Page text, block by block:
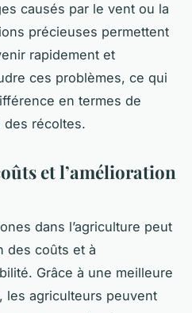
causés par le vent ou la
précieuses permettent
rapidement et
ces problèmes, ce qui
en termes de
des récoltes.
et l’amélioration
dans l’agriculture peut
des coûts et à
Grâce à une meilleure
les agriculteurs peuvent